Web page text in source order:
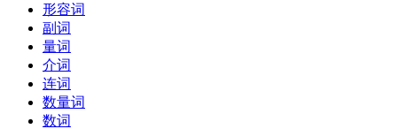
形容词
副词
量词
介词
连词
数量词
数词